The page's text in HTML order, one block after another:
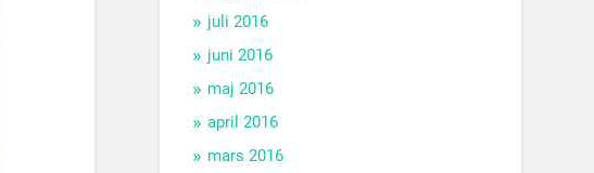
juli 2016
juni 2016
maj 2016
april 2016
mars 2016